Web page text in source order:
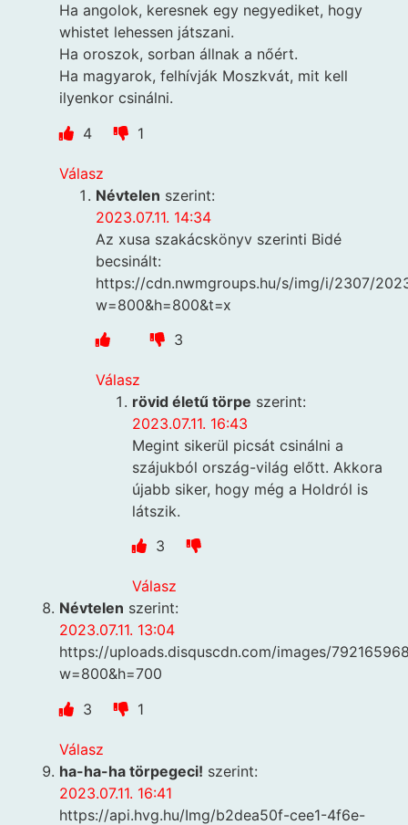
Ha angolok, keresnek egy negyediket, hogy
whistet lehessen játszani.
Ha oroszok, sorban állnak a nőért.
Ha magyarok, felhívják Moszkvát, mit kell
ilyenkor csinálni.
4
1
Válasz
Névtelen szerint:
2023.07.11. 14:34
Az xusa szakácskönyv szerinti Bidé
becsinált:
https://cdn.nwmgroups.hu/s/img/i/2307/
w=800&h=800&t=x
3
Válasz
rövid életű törpe szerint:
2023.07.11. 16:43
Megint sikerül picsát csinálni a
szájukból ország-világ előtt. Akkora
újabb siker, hogy még a Holdról is
látszik.
3
Válasz
Névtelen szerint:
2023.07.11. 13:04
https://uploads.disquscdn.com/images/
w=800&h=700
3
1
Válasz
ha-ha-ha törpegeci! szerint:
2023.07.11. 16:41
https://api.hvg.hu/Img/b2dea50f-cee1-4f6e-